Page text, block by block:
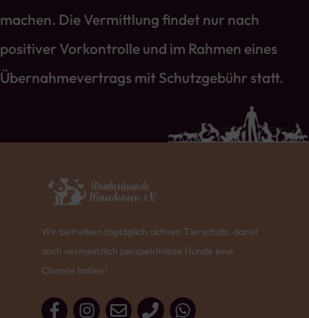
machen. Die Vermittlung findet nur nach
positiver Vorkontrolle und im Rahmen eines
Übernahmevertrags mit Schutzgebühr statt.
Wir betreiben tagtäglich aktiven Tierschutz, damit
auch vermeintlich perspektivlose Hunde eine
Chance haben!